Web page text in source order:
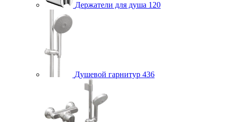
Держатели для душа 120
Душевой гарнитур 436